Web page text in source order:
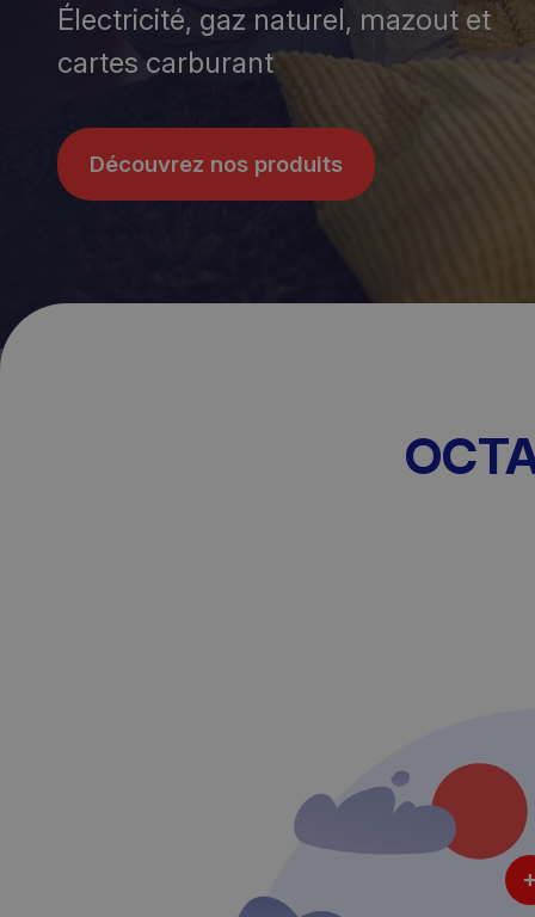
Électricité, gaz naturel, mazout et
cartes carburant
Découvrez nos produits